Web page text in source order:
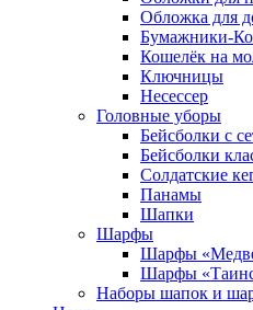
Обложка для
Бумажники-
Кошелёк на
Ключницы
Несессер
Головные уборы
Бейсболки с
Бейсболки
Солдатские
Панамы
Шапки
Шарфы
Шарфы
Шарфы
Наборы шапок и